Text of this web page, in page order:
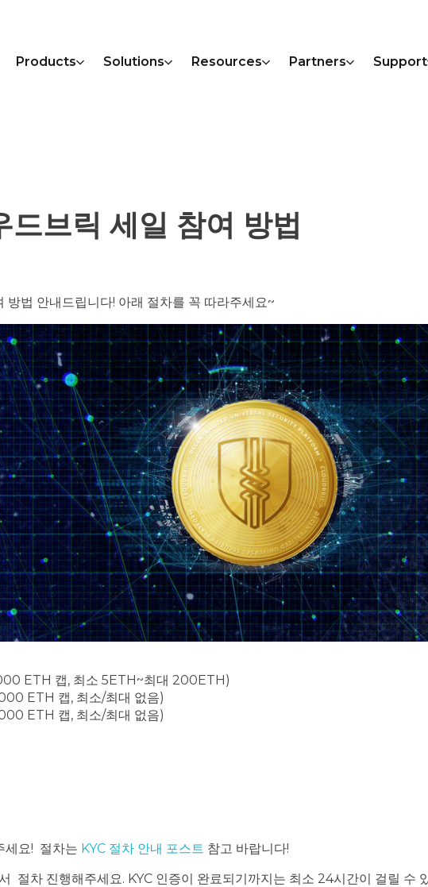
Products Solutions Resources Partners Support
브릭 세일 참여 방법
법 안내드립니다! 아래 절차를 꼭 따라주세요~
ETH 캡, 최소 5ETH~최대 200ETH)
ETH 캡, 최소/최대 없음)
ETH 캡, 최소/최대 없음)
세요! 절차는 KYC 절차 안내 포스트 참고 바랍니다!
절차 진행해주세요. KYC 인증이 완료되기까지는 최소 24시간이 걸릴 수